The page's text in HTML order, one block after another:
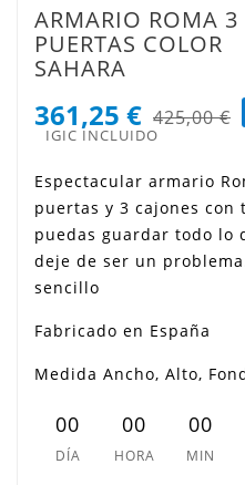
ARMARIO ROMA 3
PUERTAS COLOR
SAHARA
361,25 € 425,00 €
IGIC INCLUIDO
Espectacular armario
puertas y 3 cajones
puedas guardar todo lo
deje de ser un
sencillo
Fabricado en España
Medida Ancho, Alto,
00
DÍA
00
HORA
00
MIN